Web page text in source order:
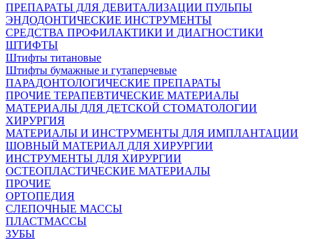
ПРЕПАРАТЫ ДЛЯ ДЕВИТАЛИЗАЦИИ ПУЛЬПЫ
ЭНДОДОНТИЧЕСКИЕ ИНСТРУМЕНТЫ
СРЕДСТВА ПРОФИЛАКТИКИ И ДИАГНОСТИКИ
ШТИФТЫ
Штифты титановые
Штифты бумажные и гутаперчевые
ПАРАДОНТОЛОГИЧЕСКИЕ ПРЕПАРАТЫ
ПРОЧИЕ ТЕРАПЕВТИЧЕСКИЕ МАТЕРИАЛЫ
МАТЕРИАЛЫ ДЛЯ ДЕТСКОЙ СТОМАТОЛОГИИ
ХИРУРГИЯ
МАТЕРИАЛЫ И ИНСТРУМЕНТЫ ДЛЯ ИМПЛАНТАЦИИ
ШОВНЫЙ МАТЕРИАЛ ДЛЯ ХИРУРГИИ
ИНСТРУМЕНТЫ ДЛЯ ХИРУРГИИ
ОСТЕОПЛАСТИЧЕСКИЕ МАТЕРИАЛЫ
ПРОЧИЕ
ОРТОПЕДИЯ
СЛЕПОЧНЫЕ МАССЫ
ПЛАСТМАССЫ
ЗУБЫ